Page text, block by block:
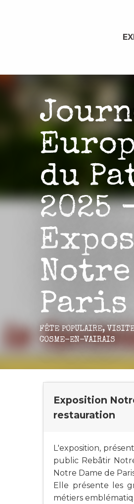
du
2025
Notre
Paris
FÊTE POPULAIRE,
COSME-EN-VAIRAIS
Exposition
restauration
L'exposition,
public Rebâtir
Notre Dame de
Elle présente les
métiers